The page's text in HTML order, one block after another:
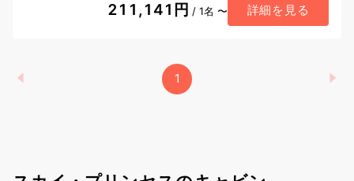
211,141円 / 1名 〜 詳細を見る
1